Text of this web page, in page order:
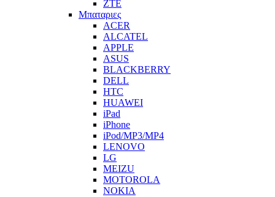
ZTE
Μπαταριες
ACER
ALCATEL
APPLE
ASUS
BLACKBERRY
DELL
HTC
HUAWEI
iPad
iPhone
iPod/MP3/MP4
LENOVO
LG
MEIZU
MOTOROLA
NOKIA